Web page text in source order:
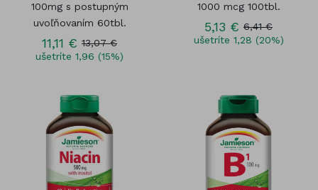
100mg s postupným
uvoľňovaním 60tbl.
11,11 € 13,07 €
ušetríte 1,96 (15%)
1000 mcg 100tbl.
5,13 € 6,41 €
ušetríte 1,28 (20%)